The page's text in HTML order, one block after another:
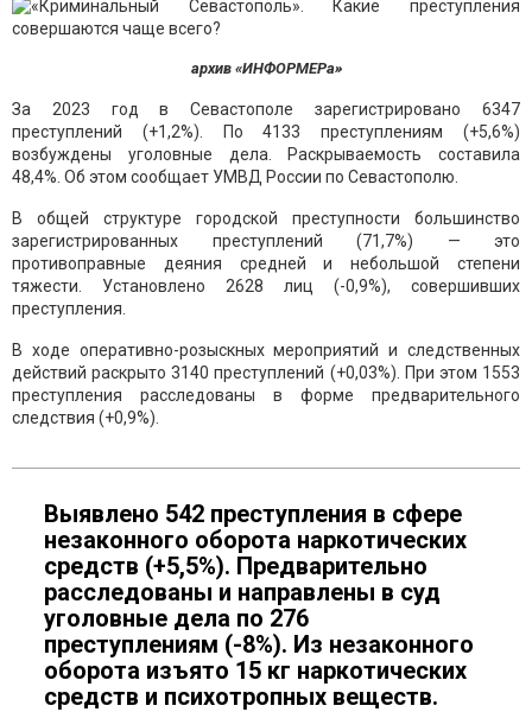
архив «ИНФОРМЕРа»
За 2023 год в Севастополе зарегистрировано 6347
преступлений (+1,2%). По 4133 преступлениям (+5,6%)
возбуждены уголовные дела. Раскрываемость составила
48,4%. Об этом сообщает УМВД России по Севастополю.
В общей структуре городской преступности большинство
зарегистрированных преступлений (71,7%) — это
противоправные деяния средней и небольшой степени
тяжести. Установлено 2628 лиц (-0,9%), совершивших
преступления.
В ходе оперативно-розыскных мероприятий и следственных
действий раскрыто 3140 преступлений (+0,03%). При этом 1553
преступления расследованы в форме предварительного
следствия (+0,9%).
Выявлено 542 преступления в сфере
незаконного оборота наркотических
средств (+5,5%). Предварительно
расследованы и направлены в суд
уголовные дела по 276
преступлениям (-8%). Из незаконного
оборота изъято 15 кг наркотических
средств и психотропных веществ.